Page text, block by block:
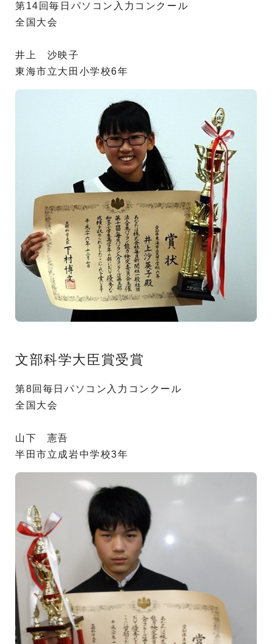
第14回毎日パソコン入力コンクール
全国大会
井上 沙映子
東海市立大田小学校6年
文部科学大臣賞受賞
第8回毎日パソコン入力コンクール
全国大会
山下 憲吾
半田市立成岩中学校3年